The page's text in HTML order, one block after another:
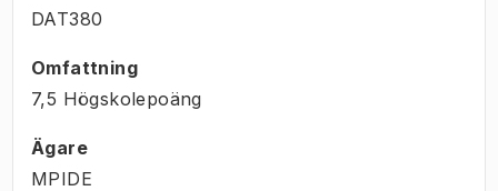
DAT380
Omfattning
7,5 Högskolepoäng
Ägare
MPIDE